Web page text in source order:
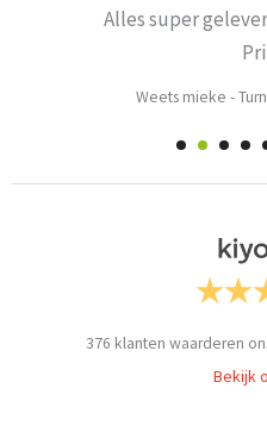
Alles super
Weets mieke -
376 klanten waarderen
Bekijk